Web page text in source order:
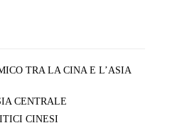
TRA LA CINA E L’ASIA
CENTRALE
CINESI